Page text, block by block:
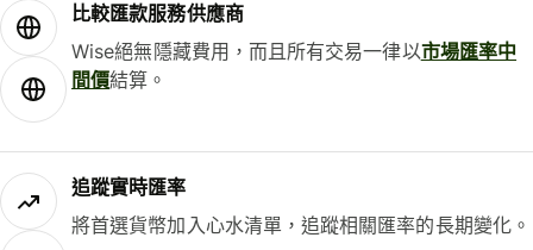
比較匯款服務供應商
Wise絕無隱藏費用，而且所有交易一律以市場匯率中
間價結算。
追蹤實時匯率
將首選貨幣加入心水清單，追蹤相關匯率的長期變化。